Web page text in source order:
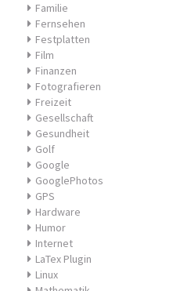
Familie
Fernsehen
Festplatten
Film
Finanzen
Fotografieren
Freizeit
Gesellschaft
Gesundheit
Golf
Google
GooglePhotos
GPS
Hardware
Humor
Internet
LaTex Plugin
Linux